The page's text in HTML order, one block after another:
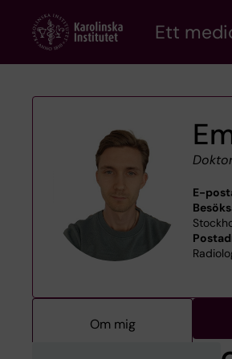
content
Ett
E-
Om mig